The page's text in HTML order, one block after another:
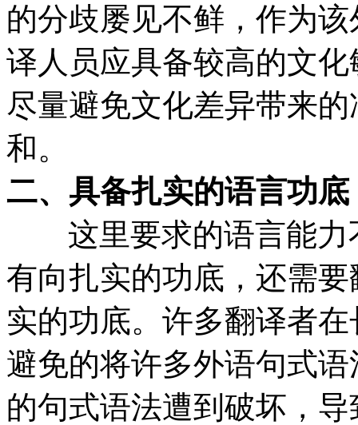
的分歧屡见不鲜，作为
译人员应具备较高的文
尽量避免文化差异带来
和。
二、具备扎实的语言功底
这里要求的语言能力
有向扎实的功底，还需
实的功底。许多翻译者
避免的将许多外语句式
的句式语法遭到破坏，